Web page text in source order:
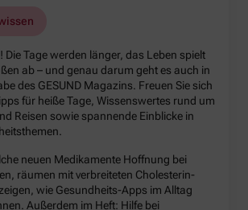
Die Tage werden länger, das Leben spielt
ab – und genau darum geht es auch in
des GESUND Magazins. Freuen Sie sich
für heiße Tage, Wissenswertes rund um
Reisen sowie spannende Einblicke in
neuen Medikamente Hoffnung bei
räumen mit verbreiteten Cholesterin-
wie Gesundheits-Apps im Alltag
Außerdem im Heft: Hilfe bei